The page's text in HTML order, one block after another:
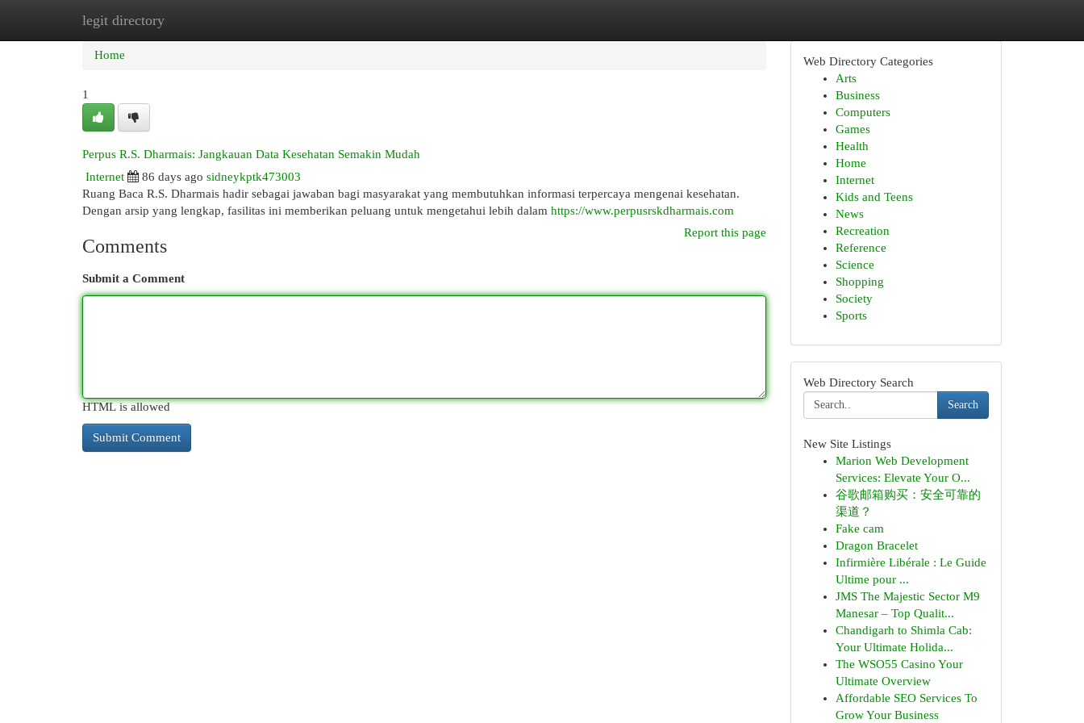
legit directory
Home New Site Listings
Home
1
Perpus R.S. Dharmais: Jangkauan Data Kesehatan Semakin Mudah
Internet
86 days ago sidneykptk473003
Ruang Baca R.S. Dharmais hadir sebagai jawaban bagi masyarakat yang membutuhkan informasi terpercaya mengenai kesehatan.
Dengan arsip yang lengkap, fasilitas ini memberikan peluang untuk mengetahui lebih dalam https://www.perpusrskdharmais.com
Report this page
Comments
Submit a Comment
HTML is allowed
Web Directory Categories
Arts
Business
Computers
Games
Health
Home
Internet
Kids and Teens
News
Recreation
Reference
Science
Shopping
Society
Sports
Web Directory Search
Search
New Site Listings
Marion Web Development
Services: Elevate Your O...
谷歌邮箱购买：安全可靠的
渠道？
Fake cam
Dragon Bracelet
Infirmière Libérale : Le Guide
Ultime pour ...
JMS The Majestic Sector M9
Manesar – Top Qualit...
Chandigarh to Shimla Cab:
Your Ultimate Holida...
The WSO55 Casino Your
Ultimate Overview
Affordable SEO Services To
Grow Your Business